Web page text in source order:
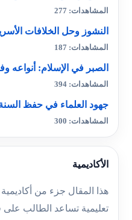
المشاهدات: 277
النشوز وحل الخلافات
المشاهدات: 187
الصبر في الإسلام: أنواعه
المشاهدات: 394
جهود العلماء في حفظ السنة
المشاهدات: 300
الأكاديمية
هذا المقال جزء من
تعليمية تساعد الطالب على